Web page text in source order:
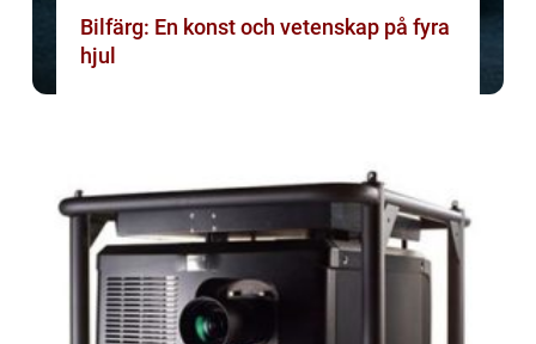
Bilfärg: En konst och vetenskap på fyra
hjul